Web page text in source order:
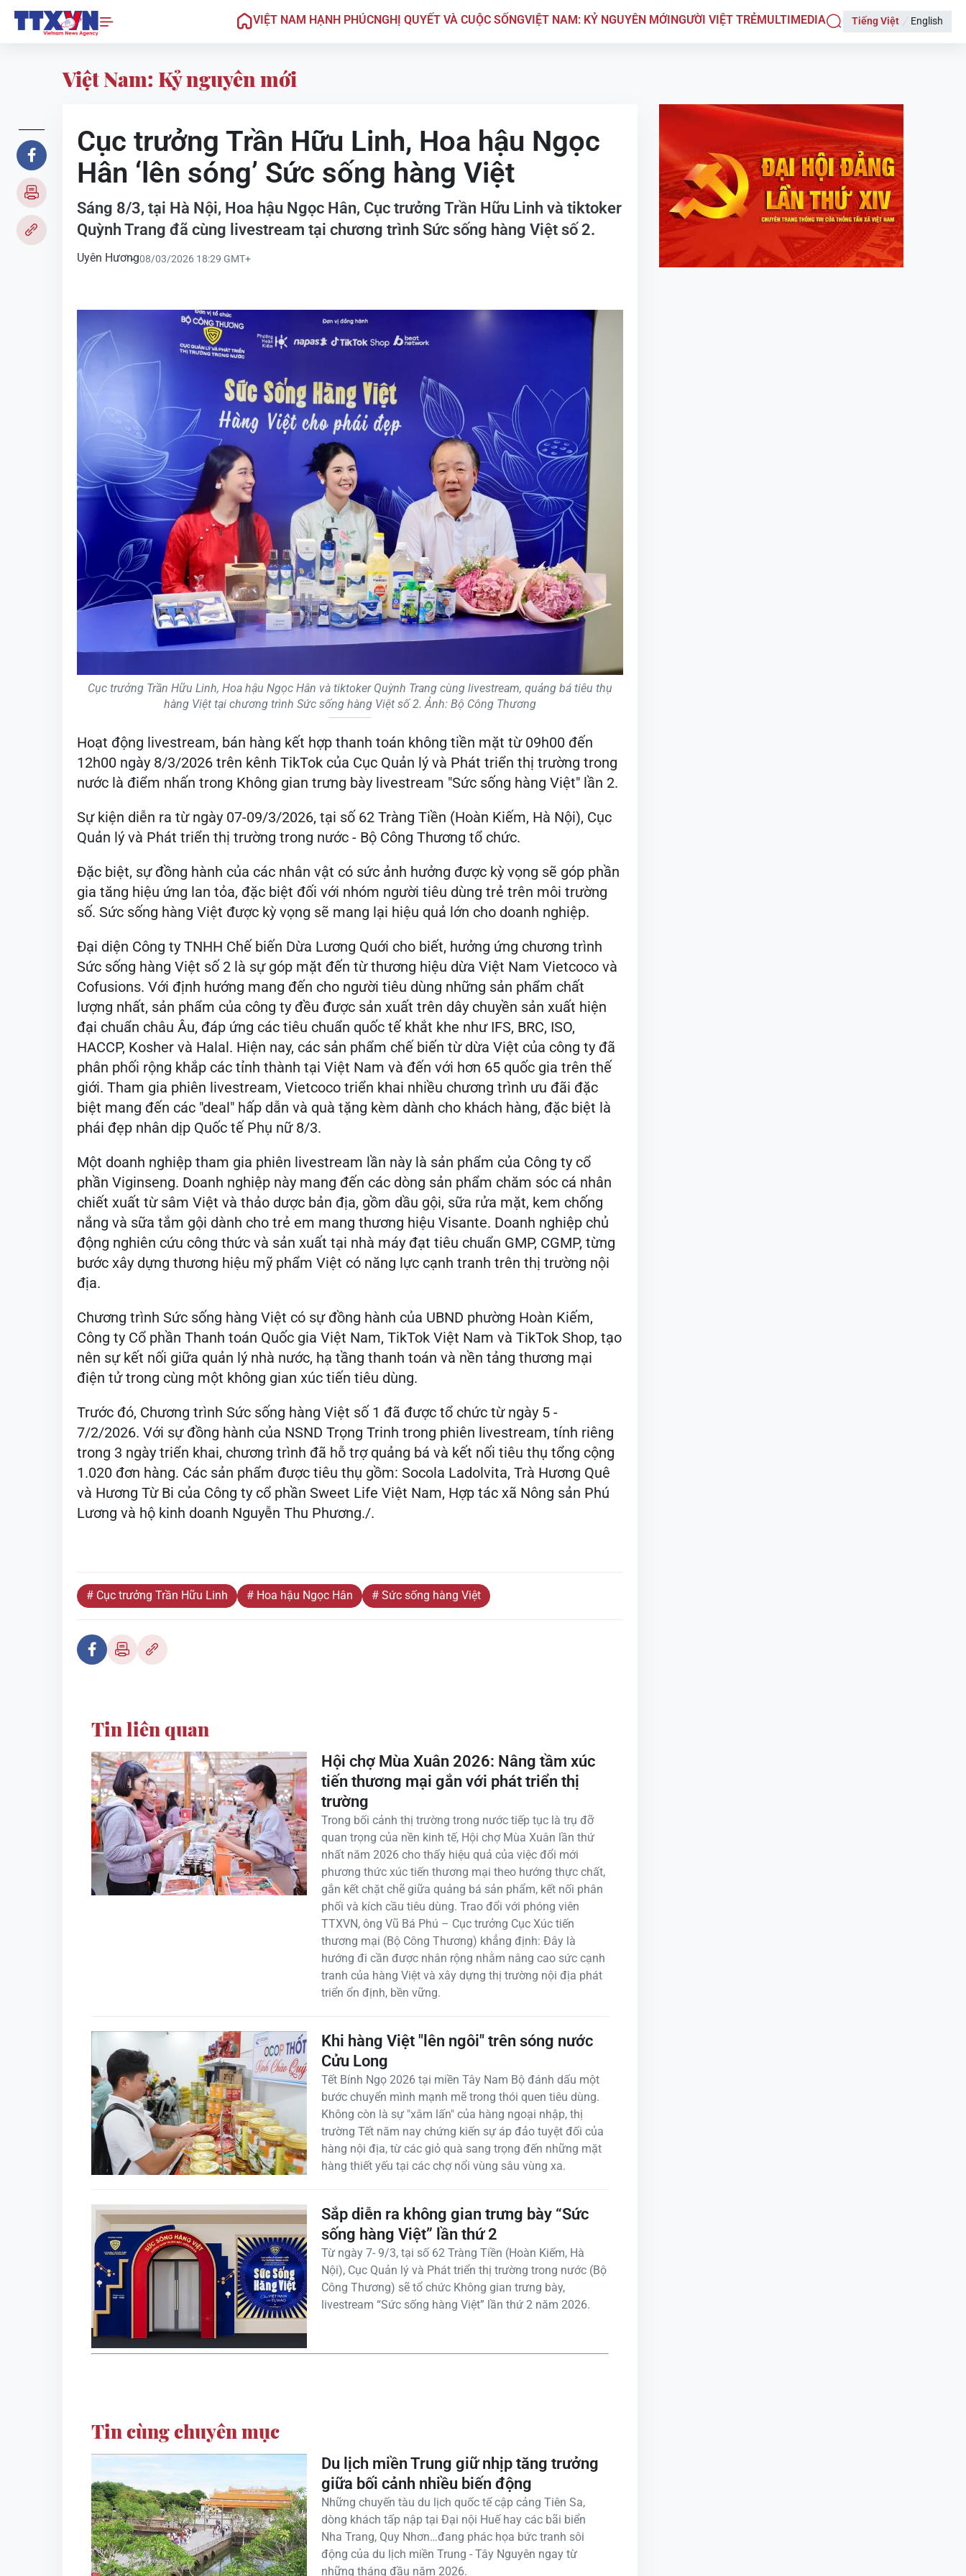
VIỆT NAM HẠNH PHÚCNGHỊ QUYẾT VÀ CUỘC SỐNGVIỆT NAM: KỶ NGUYÊN MỚINGƯỜI VIỆT TRẺMULTIMEDIA Tiếng Việt English
Việt Nam: Kỷ nguyên mới
Cục trưởng Trần Hữu Linh, Hoa hậu Ngọc
Hân ‘lên sóng’ Sức sống hàng Việt
Sáng 8/3, tại Hà Nội, Hoa hậu Ngọc Hân, Cục trưởng Trần Hữu Linh và tiktoker
Quỳnh Trang đã cùng livestream tại chương trình Sức sống hàng Việt số 2.
Uyên Hương08/03/2026 18:29 GMT+
Cục trưởng Trần Hữu Linh, Hoa hậu Ngọc Hân và tiktoker Quỳnh Trang cùng livestream, quảng bá tiêu thụ
hàng Việt tại chương trình Sức sống hàng Việt số 2. Ảnh: Bộ Công Thương
Hoạt động livestream, bán hàng kết hợp thanh toán không tiền mặt từ 09h00 đến
12h00 ngày 8/3/2026 trên kênh TikTok của Cục Quản lý và Phát triển thị trường trong
nước là điểm nhấn trong Không gian trưng bày livestream "Sức sống hàng Việt" lần 2.
Sự kiện diễn ra từ ngày 07-09/3/2026, tại số 62 Tràng Tiền (Hoàn Kiếm, Hà Nội), Cục
Quản lý và Phát triển thị trường trong nước - Bộ Công Thương tổ chức.
Đặc biệt, sự đồng hành của các nhân vật có sức ảnh hưởng được kỳ vọng sẽ góp phần
gia tăng hiệu ứng lan tỏa, đặc biệt đối với nhóm người tiêu dùng trẻ trên môi trường
số. Sức sống hàng Việt được kỳ vọng sẽ mang lại hiệu quả lớn cho doanh nghiệp.
Đại diện Công ty TNHH Chế biến Dừa Lương Quới cho biết, hưởng ứng chương trình
Sức sống hàng Việt số 2 là sự góp mặt đến từ thương hiệu dừa Việt Nam Vietcoco và
Cofusions. Với định hướng mang đến cho người tiêu dùng những sản phẩm chất
lượng nhất, sản phẩm của công ty đều được sản xuất trên dây chuyền sản xuất hiện
đại chuẩn châu Âu, đáp ứng các tiêu chuẩn quốc tế khắt khe như IFS, BRC, ISO,
HACCP, Kosher và Halal. Hiện nay, các sản phẩm chế biến từ dừa Việt của công ty đã
phân phối rộng khắp các tỉnh thành tại Việt Nam và đến với hơn 65 quốc gia trên thế
giới. Tham gia phiên livestream, Vietcoco triển khai nhiều chương trình ưu đãi đặc
biệt mang đến các "deal" hấp dẫn và quà tặng kèm dành cho khách hàng, đặc biệt là
phái đẹp nhân dịp Quốc tế Phụ nữ 8/3.
Một doanh nghiệp tham gia phiên livestream lần này là sản phẩm của Công ty cổ
phần Viginseng. Doanh nghiệp này mang đến các dòng sản phẩm chăm sóc cá nhân
chiết xuất từ sâm Việt và thảo dược bản địa, gồm dầu gội, sữa rửa mặt, kem chống
nắng và sữa tắm gội dành cho trẻ em mang thương hiệu Visante. Doanh nghiệp chủ
động nghiên cứu công thức và sản xuất tại nhà máy đạt tiêu chuẩn GMP, CGMP, từng
bước xây dựng thương hiệu mỹ phẩm Việt có năng lực cạnh tranh trên thị trường nội
địa.
Chương trình Sức sống hàng Việt có sự đồng hành của UBND phường Hoàn Kiếm,
Công ty Cổ phần Thanh toán Quốc gia Việt Nam, TikTok Việt Nam và TikTok Shop, tạo
nên sự kết nối giữa quản lý nhà nước, hạ tầng thanh toán và nền tảng thương mại
điện tử trong cùng một không gian xúc tiến tiêu dùng.
Trước đó, Chương trình Sức sống hàng Việt số 1 đã được tổ chức từ ngày 5 -
7/2/2026. Với sự đồng hành của NSND Trọng Trinh trong phiên livestream, tính riêng
trong 3 ngày triển khai, chương trình đã hỗ trợ quảng bá và kết nối tiêu thụ tổng cộng
1.020 đơn hàng. Các sản phẩm được tiêu thụ gồm: Socola Ladolvita, Trà Hương Quê
và Hương Từ Bi của Công ty cổ phần Sweet Life Việt Nam, Hợp tác xã Nông sản Phú
Lương và hộ kinh doanh Nguyễn Thu Phương./.
# Cục trưởng Trần Hữu Linh # Hoa hậu Ngọc Hân # Sức sống hàng Việt
Tin liên quan
Hội chợ Mùa Xuân 2026: Nâng tầm xúc
tiến thương mại gắn với phát triển thị
trường
Trong bối cảnh thị trường trong nước tiếp tục là trụ đỡ
quan trọng của nền kinh tế, Hội chợ Mùa Xuân lần thứ
nhất năm 2026 cho thấy hiệu quả của việc đổi mới
phương thức xúc tiến thương mại theo hướng thực chất,
gắn kết chặt chẽ giữa quảng bá sản phẩm, kết nối phân
phối và kích cầu tiêu dùng. Trao đổi với phóng viên
TTXVN, ông Vũ Bá Phú – Cục trưởng Cục Xúc tiến
thương mại (Bộ Công Thương) khẳng định: Đây là
hướng đi cần được nhân rộng nhằm nâng cao sức cạnh
tranh của hàng Việt và xây dựng thị trường nội địa phát
triển ổn định, bền vững.
Khi hàng Việt "lên ngôi" trên sóng nước
Cửu Long
Tết Bính Ngọ 2026 tại miền Tây Nam Bộ đánh dấu một
bước chuyển mình mạnh mẽ trong thói quen tiêu dùng.
Không còn là sự "xâm lấn" của hàng ngoại nhập, thị
trường Tết năm nay chứng kiến sự áp đảo tuyệt đối của
hàng nội địa, từ các giỏ quà sang trọng đến những mặt
hàng thiết yếu tại các chợ nổi vùng sâu vùng xa.
Sắp diễn ra không gian trưng bày “Sức
sống hàng Việt” lần thứ 2
Từ ngày 7- 9/3, tại số 62 Tràng Tiền (Hoàn Kiếm, Hà
Nội), Cục Quản lý và Phát triển thị trường trong nước (Bộ
Công Thương) sẽ tổ chức Không gian trưng bày,
livestream “Sức sống hàng Việt” lần thứ 2 năm 2026.
Tin cùng chuyên mục
Du lịch miền Trung giữ nhịp tăng trưởng
giữa bối cảnh nhiều biến động
Những chuyến tàu du lịch quốc tế cập cảng Tiên Sa,
dòng khách tấp nập tại Đại nội Huế hay các bãi biển
Nha Trang, Quy Nhơn…đang phác họa bức tranh sôi
động của du lịch miền Trung - Tây Nguyên ngay từ
những tháng đầu năm 2026.